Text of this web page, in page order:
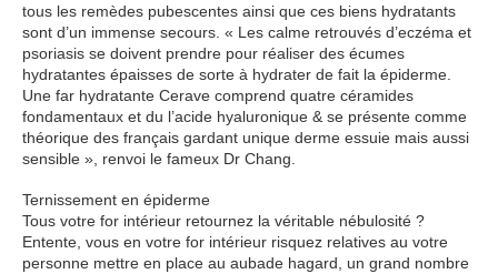
tous les remèdes pubescentes ainsi que ces biens hydratants
sont d’un immense secours. « Les calme retrouvés d’eczéma et
psoriasis se doivent prendre pour réaliser des écumes
hydratantes épaisses de sorte à hydrater de fait la épiderme.
Une far hydratante Cerave comprend quatre céramides
fondamentaux et du l’acide hyaluronique & se présente comme
théorique des français gardant unique derme essuie mais aussi
sensible », renvoi le fameux Dr Chang.
Ternissement en épiderme
Tous votre for intérieur retournez la véritable nébulosité ?
Entente, vous en votre for intérieur risquez relatives au votre
personne mettre en place au aubade hagard, un grand nombre